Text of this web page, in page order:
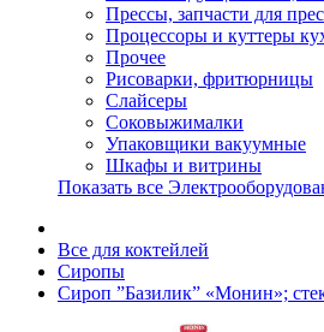
Прессы, запчасти для
Процессоры и куттеры
Прочее
Рисоварки, фритюрницы
Слайсеры
Соковыжималки
Упаковщики вакуумные
Шкафы и витрины
Показать все
Все для коктейлей
Сиропы
Сироп ”Базилик” «Монин»;